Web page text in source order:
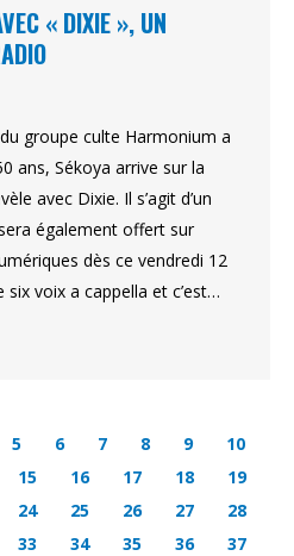
« DIXIE », UN
groupe culte Harmonium a
ans, Sékoya arrive sur la
avec Dixie. Il s’agit d’un
également offert sur
dès ce vendredi 12
voix a cappella et c’est…
5 6 7 8 9
10
15 16 17 18
19
24 25 26 27
28
33 34 35 36
37